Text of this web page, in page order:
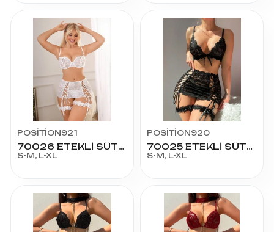
POSİTİON921
70026 ETEKLİ SÜTYEN TKM
S-M, L-XL
POSİTİON920
70025 ETEKLİ SÜTYEN TKM
S-M, L-XL